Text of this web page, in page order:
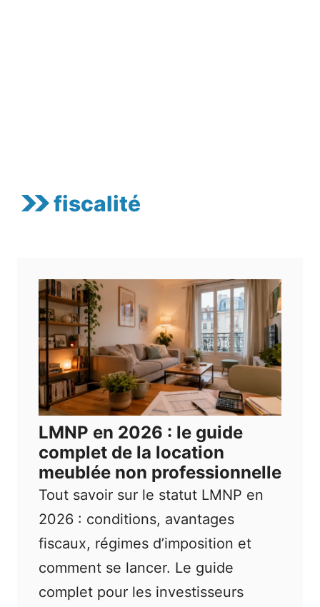
fiscalité
LMNP en 2026 : le guide
complet de la location
meublée non professionnelle
Tout savoir sur le statut LMNP en
2026 : conditions, avantages
fiscaux, régimes d’imposition et
comment se lancer. Le guide
complet pour les investisseurs